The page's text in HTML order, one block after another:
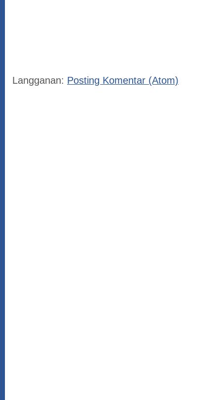
Langganan: Posting Komentar (Atom)